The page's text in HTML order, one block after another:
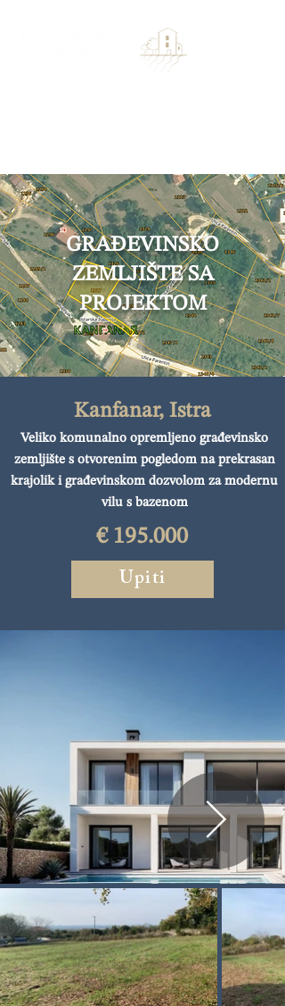
GRAĐEVINSKO
ZEMLJIŠTE SA
PROJEKTOM
Kanfanar, Istra
Veliko komunalno opremljeno građevinsko
zemljište s otvorenim pogledom na prekrasan
krajolik i građevinskom dozvolom za modernu
vilu s bazenom
€ 195.000
Upiti